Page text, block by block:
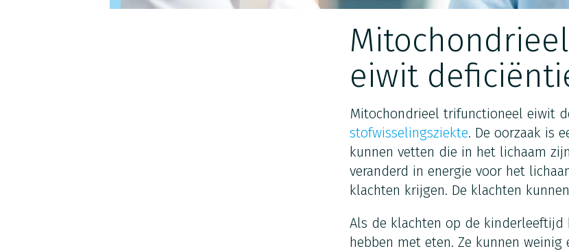
eiwit
Mitochondrieel trifunctioneel eiwit
stofwisselingsziekte. De oorzaak is
kunnen vetten die in het lichaam
veranderd in energie voor het
klachten krijgen. De klachten
Als de klachten op de kinderleeftijd
hebben met eten. Ze kunnen weinig